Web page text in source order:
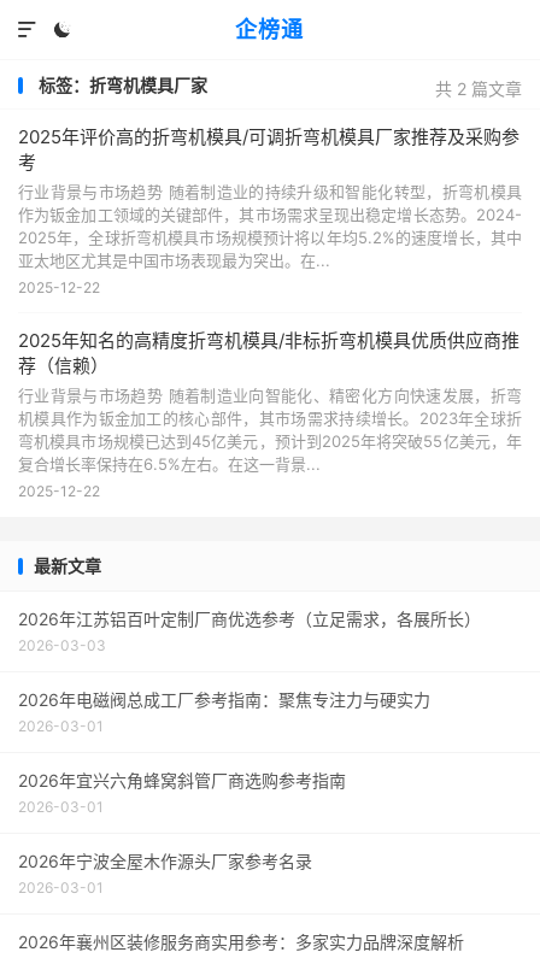
企榜通


共 2 篇文章
标签：折弯机模具厂家
2025年评价高的折弯机模具/可调折弯机模具厂家推荐及采购参
考
行业背景与市场趋势 随着制造业的持续升级和智能化转型，折弯机模具
作为钣金加工领域的关键部件，其市场需求呈现出稳定增长态势。2024-
2025年，全球折弯机模具市场规模预计将以年均5.2%的速度增长，其中
亚太地区尤其是中国市场表现最为突出。在...
2025-12-22
2025年知名的高精度折弯机模具/非标折弯机模具优质供应商推
荐（信赖）
行业背景与市场趋势 随着制造业向智能化、精密化方向快速发展，折弯
机模具作为钣金加工的核心部件，其市场需求持续增长。2023年全球折
弯机模具市场规模已达到45亿美元，预计到2025年将突破55亿美元，年
复合增长率保持在6.5%左右。在这一背景...
2025-12-22
最新文章
2026年江苏铝百叶定制厂商优选参考（立足需求，各展所长）
2026-03-03
2026年电磁阀总成工厂参考指南：聚焦专注力与硬实力
2026-03-01
2026年宜兴六角蜂窝斜管厂商选购参考指南
2026-03-01
2026年宁波全屋木作源头厂家参考名录
2026-03-01
2026年襄州区装修服务商实用参考：多家实力品牌深度解析